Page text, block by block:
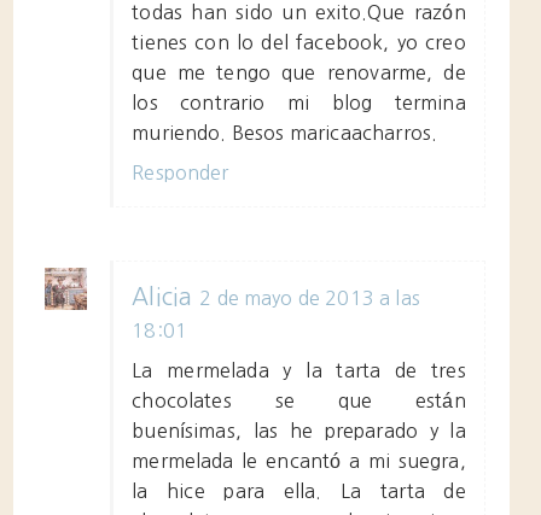
todas han sido un exito.Que razón
tienes con lo del facebook, yo creo
que me tengo que renovarme, de
los contrario mi blog termina
muriendo. Besos maricaacharros.
Responder
Alicia 2 de mayo de 2013 a las
18:01
La mermelada y la tarta de tres
chocolates se que están
buenísimas, las he preparado y la
mermelada le encantó a mi suegra,
la hice para ella. La tarta de